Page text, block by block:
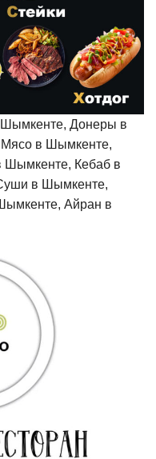
Донеры в
в Шымкенте,
Шымкенте, Кебаб в
в Шымкенте,
Айран в